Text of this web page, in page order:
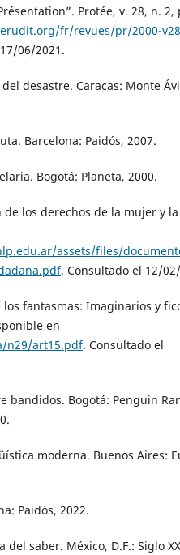
Protée, v. 28, n. 2,
fr/revues/pr/2000-
06/2021.
desastre. Caracas: Monte
Barcelona: Paidós, 2007.
Bogotá: Planeta, 2000.
de los derechos de la mujer y la
assets/files/
. Consultado el 12/
los fantasmas: Imaginarios y
en
n29/art15.pdf. Consultado el
bandidos. Bogotá: Penguin
moderna. Buenos Aires:
Paidós, 2022.
del saber. México, D.F.: Siglo